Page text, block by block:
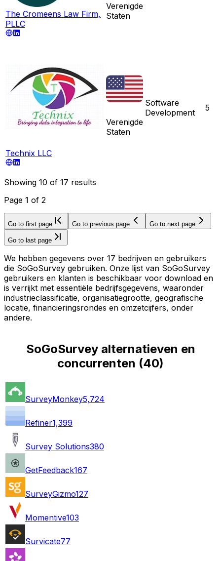
The Cromeens Law Firm,
PLLC
Verenigde
Staten
Technix LLC
Verenigde
Staten
Software
Development
5
Showing 10 of 17 results
Page 1 of 2
Go to first page Go to previous page Go to next page
Go to last page
We hebben gegevens over 17 bedrijven en gebruikers
die SoGoSurvey gebruiken. Onze lijst van SoGoSurvey
gebruikers en klanten is beschikbaar voor download en
is verrijkt met essentiële bedrijfsgegevens, waaronder
industrieclassificatie, organisatiegrootte, geografische
locatie, financieringsrondes en omzetcijfers, onder
andere.
SoGoSurvey alternatieven en
concurrenten (40)
SurveyMonkey5,724
Refiner1,399
Survey Solutions380
GetFeedback167
SurveyGizmo127
Momentive103
Survicate77